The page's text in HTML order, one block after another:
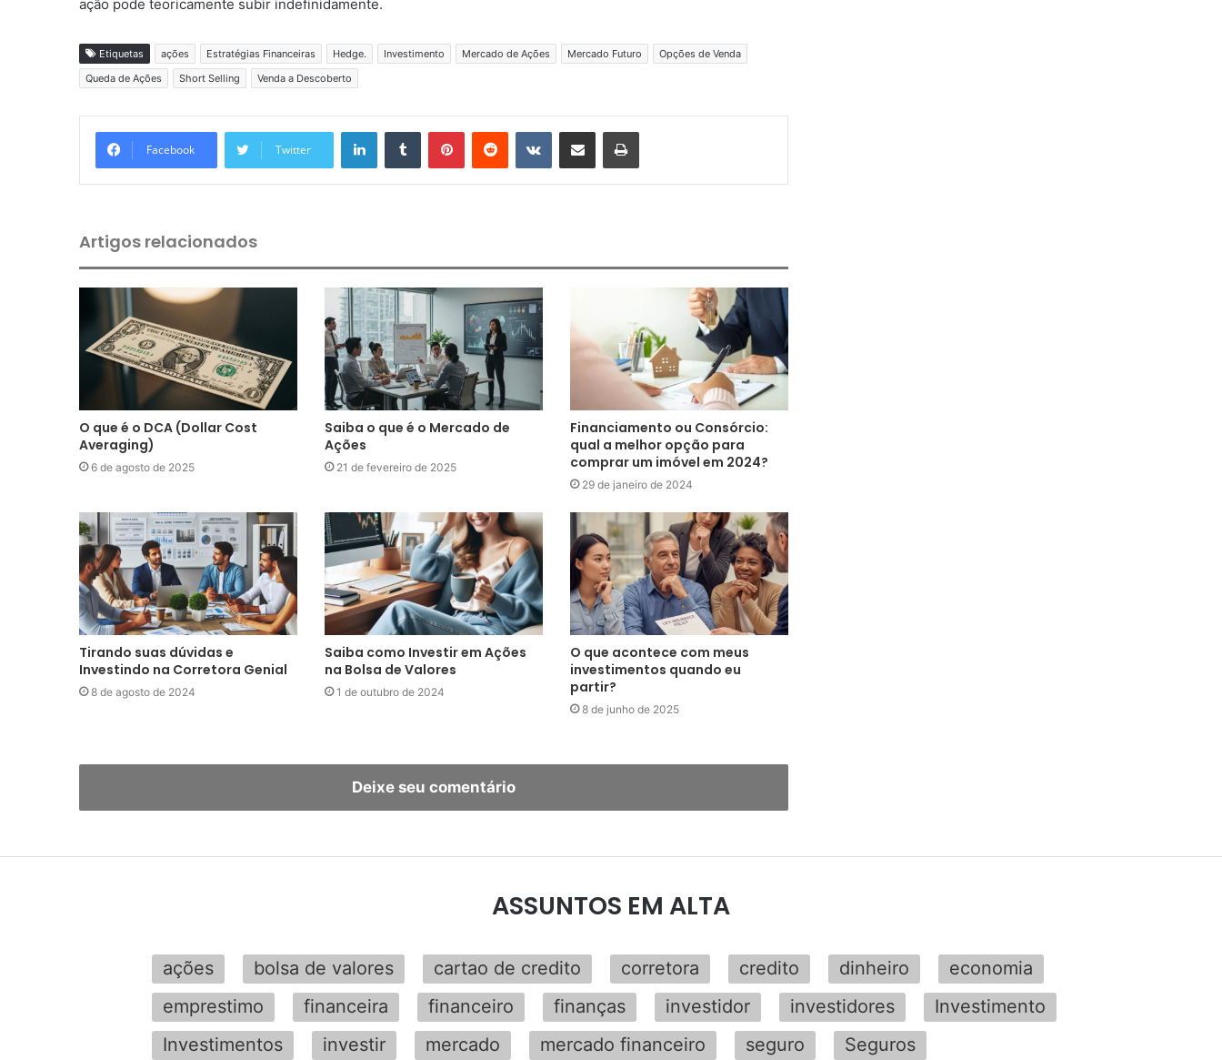
ação pode teoricamente subir indefinidamente.
Etiquetas ações Estratégias Financeiras Hedge. Investimento Mercado de Ações Mercado Futuro
Opções de Venda
Queda de Ações
Short Selling Venda a Descoberto
Facebook Twitter
Artigos relacionados
O que é o DCA (Dollar Cost
Averaging)
6 de agosto de 2025
Saiba o que é o Mercado de
Ações
21 de fevereiro de 2025
Financiamento ou Consórcio:
qual a melhor opção para
comprar um imóvel em 2024?
29 de janeiro de 2024
Tirando suas dúvidas e
Investindo na Corretora Genial
8 de agosto de 2024
Saiba como Investir em Ações
na Bolsa de Valores
1 de outubro de 2024
O que acontece com meus
investimentos quando eu
partir?
8 de junho de 2025
Deixe seu comentário
ASSUNTOS EM ALTA
ações bolsa de valores cartao de credito corretora credito dinheiro
economia
emprestimo
financeira financeiro finanças investidor investidores
Investimento
Investimentos
investir mercado mercado financeiro seguro Seguros